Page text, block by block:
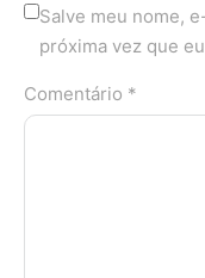
Salve meu nome,
próxima vez que
Comentário *